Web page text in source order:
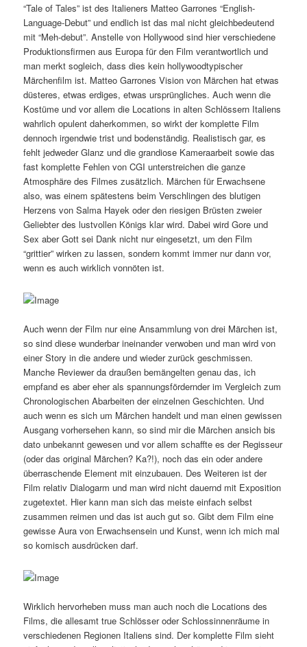
“Tale of Tales” ist des Italieners Matteo Garrones “English-
Language-Debut” und endlich ist das mal nicht gleichbedeutend
mit “Meh-debut”. Anstelle von Hollywood sind hier verschiedene
Produktionsfirmen aus Europa für den Film verantwortlich und
man merkt sogleich, dass dies kein hollywoodtypischer
Märchenfilm ist. Matteo Garrones Vision von Märchen hat etwas
düsteres, etwas erdiges, etwas ursprüngliches. Auch wenn die
Kostüme und vor allem die Locations in alten Schlössern Italiens
wahrlich opulent daherkommen, so wirkt der komplette Film
dennoch irgendwie trist und bodenständig. Realistisch gar, es
fehlt jedweder Glanz und die grandiose Kameraarbeit sowie das
fast komplette Fehlen von CGI unterstreichen die ganze
Atmosphäre des Filmes zusätzlich. Märchen für Erwachsene
also, was einem spätestens beim Verschlingen des blutigen
Herzens von Salma Hayek oder den riesigen Brüsten zweier
Geliebter des lustvollen Königs klar wird. Dabei wird Gore und
Sex aber Gott sei Dank nicht nur eingesetzt, um den Film
“grittier” wirken zu lassen, sondern kommt immer nur dann vor,
wenn es auch wirklich vonnöten ist.
Auch wenn der Film nur eine Ansammlung von drei Märchen ist,
so sind diese wunderbar ineinander verwoben und man wird von
einer Story in die andere und wieder zurück geschmissen.
Manche Reviewer da draußen bemängelten genau das, ich
empfand es aber eher als spannungsfördernder im Vergleich zum
Chronologischen Abarbeiten der einzelnen Geschichten. Und
auch wenn es sich um Märchen handelt und man einen gewissen
Ausgang vorhersehen kann, so sind mir die Märchen ansich bis
dato unbekannt gewesen und vor allem schaffte es der Regisseur
(oder das original Märchen? Ka?!), noch das ein oder andere
überraschende Element mit einzubauen. Des Weiteren ist der
Film relativ Dialogarm und man wird nicht dauernd mit Exposition
zugetextet. Hier kann man sich das meiste einfach selbst
zusammen reimen und das ist auch gut so. Gibt dem Film eine
gewisse Aura von Erwachsensein und Kunst, wenn ich mich mal
so komisch ausdrücken darf.
Wirklich hervorheben muss man auch noch die Locations des
Films, die allesamt true Schlösser oder Schlossinnenräume in
verschiedenen Regionen Italiens sind. Der komplette Film sieht